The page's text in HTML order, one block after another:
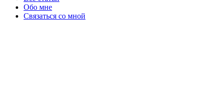
Обо мне
Связаться со мной